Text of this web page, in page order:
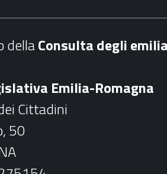
dellaConsulta degli
Emilia-Romagna
Cittadini
50